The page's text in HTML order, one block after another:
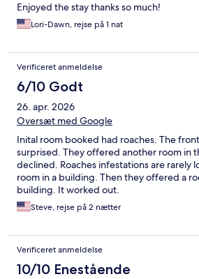
Enjoyed the stay thanks so much!
Lori-Dawn, rejse på 1 nat
Verificeret anmeldelse
6/10 Godt
26. apr. 2026
Oversæt med Google
Inital room booked had roaches. The
surprised. They offered another room in
declined. Roaches infestations are rarely
room in a building. Then they offered a
building. It worked out.
Steve, rejse på 2 nætter
Verificeret anmeldelse
10/10 Enestående